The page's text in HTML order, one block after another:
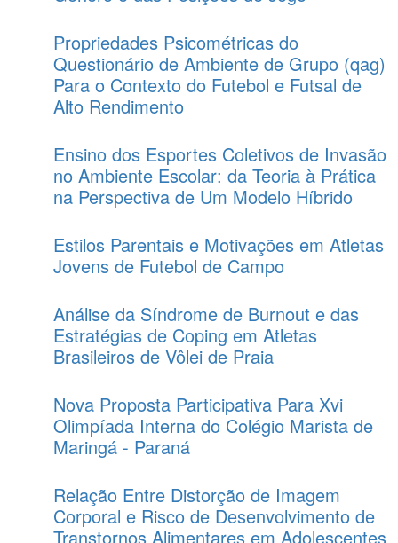
Propriedades Psicométricas do
Questionário de Ambiente de Grupo (qag)
Para o Contexto do Futebol e Futsal de
Alto Rendimento
Ensino dos Esportes Coletivos de Invasão
no Ambiente Escolar: da Teoria à Prática
na Perspectiva de Um Modelo Híbrido
Estilos Parentais e Motivações em Atletas
Jovens de Futebol de Campo
Análise da Síndrome de Burnout e das
Estratégias de Coping em Atletas
Brasileiros de Vôlei de Praia
Nova Proposta Participativa Para Xvi
Olimpíada Interna do Colégio Marista de
Maringá - Paraná
Relação Entre Distorção de Imagem
Corporal e Risco de Desenvolvimento de
Transtornos Alimentares em Adolescentes